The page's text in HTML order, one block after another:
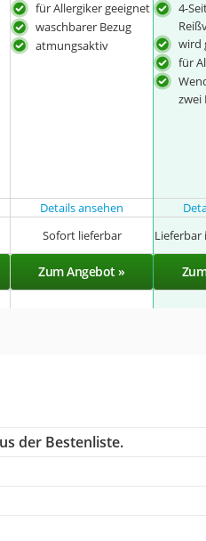
für Allergiker geeignet
waschbarer Bezug
atmungsaktiv
4-
wird
für
zwei
Details ansehen
Sofort lieferbar Lieferbar
Zum Angebot »
der Bestenliste.